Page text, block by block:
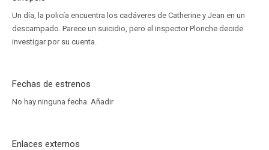
Un día, la policía encuentra los cadáveres de Catherine y Jean en un
descampado. Parece un suicidio, pero el inspector Plonche decide
investigar por su cuenta.
Fechas de estrenos
No hay ninguna fecha. Añadir
Enlaces externos